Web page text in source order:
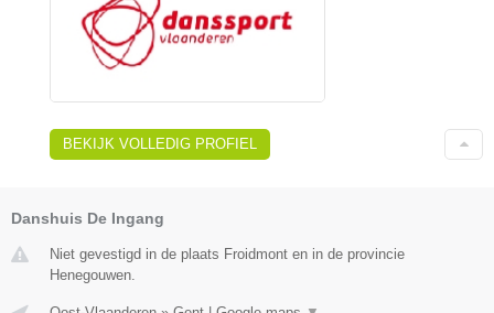
BEKIJK VOLLEDIG PROFIEL
Danshuis De Ingang
Niet gevestigd in de plaats Froidmont en in de provincie
Henegouwen.